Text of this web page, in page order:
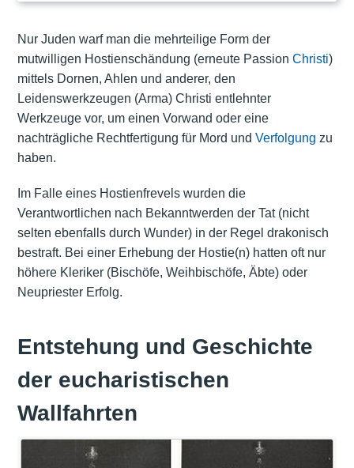
Nur Juden warf man die mehrteilige Form der
mutwilligen Hostienschändung (erneute Passion Christi)
mittels Dornen, Ahlen und anderer, den
Leidenswerkzeugen (Arma) Christi entlehnter
Werkzeuge vor, um einen Vorwand oder eine
nachträgliche Rechtfertigung für Mord und Verfolgung zu
haben.
Im Falle eines Hostienfrevels wurden die
Verantwortlichen nach Bekanntwerden der Tat (nicht
selten ebenfalls durch Wunder) in der Regel drakonisch
bestraft. Bei einer Erhebung der Hostie(n) hatten oft nur
höhere Kleriker (Bischöfe, Weihbischöfe, Äbte) oder
Neupriester Erfolg.
Entstehung und Geschichte
der eucharistischen
Wallfahrten